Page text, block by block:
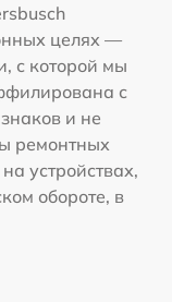
целях —
с которой мы
с
и не
ремонтных
устройствах,
обороте, в